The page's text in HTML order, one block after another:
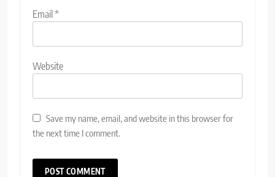
Email*
Website
Save my name, email, and website in this browser for
the next time I comment.